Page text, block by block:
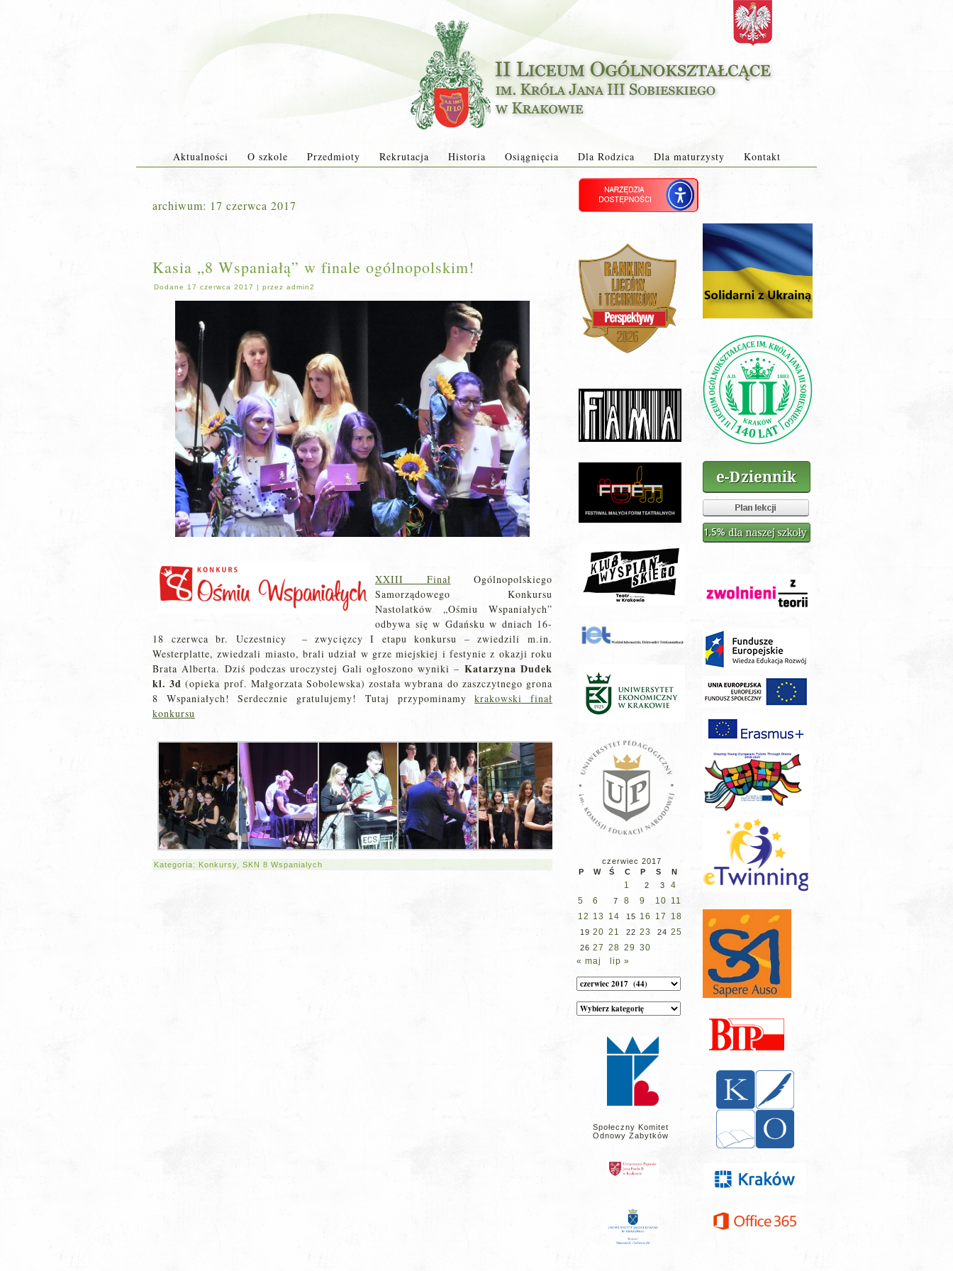
Aktualności O szkole Przedmioty Rekrutacja Historia Osiągnięcia Dla Rodzica Dla maturzysty Kontakt
archiwum: 17 czerwca 2017
Kasia „8 Wspaniałą” w finale ogólnopolskim!
Dodane 17 czerwca 2017 | przez admin2
XXIII Finał Ogólnopolskiego
Samorządowego Konkursu
Nastolatków „Ośmiu Wspaniałych”
odbywa się w Gdańsku w dniach 16-
18 czerwca br. Uczestnicy – zwycięzcy I etapu konkursu – zwiedzili m.in.
Westerplatte, zwiedzali miasto, brali udział w grze miejskiej i festynie z okazji roku
Brata Alberta. Dziś podczas uroczystej Gali ogłoszono wyniki – Katarzyna Dudek
kl. 3d (opieka prof. Małgorzata Sobolewska) została wybrana do zaszczytnego grona
8 Wspaniałych! Serdecznie gratulujemy! Tutaj przypominamykrakowski finał
konkursu
Kategoria: Konkursy SKN 8 Wspanialych
czerwiec 2017
P
W Ś C P S N
1 2 3
4
5
6 7 8 9 10 11
12 13 14 15 16 17 18
19 20 21 22 23 24 25
26 27 28 29 30
« maj
lip »
Archiwum
Kategorie
wpisów
Społeczny Komitet
Odnowy Zabytków